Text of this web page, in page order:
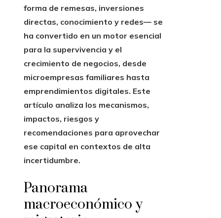
forma de remesas, inversiones
directas, conocimiento y redes— se
ha convertido en un motor esencial
para la supervivencia y el
crecimiento de negocios, desde
microempresas familiares hasta
emprendimientos digitales. Este
artículo analiza los mecanismos,
impactos, riesgos y
recomendaciones para aprovechar
ese capital en contextos de alta
incertidumbre.
Panorama
macroeconómico y